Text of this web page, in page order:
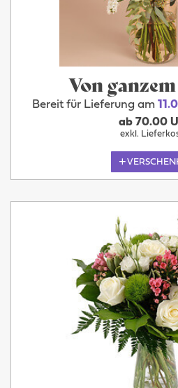
Von
Bereit für Lieferung am
ab 70.00
exkl.